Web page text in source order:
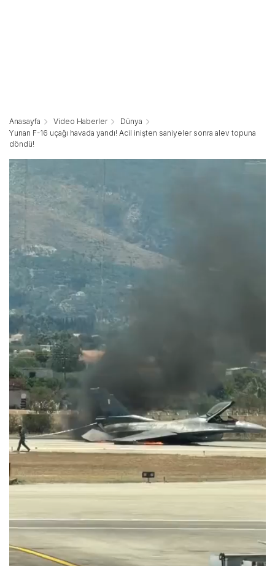
Anasayfa Video Haberler
Dünya
Yunan F-16 uçağı havada yandı! Acil inişten saniyeler sonra alev topuna
döndü!